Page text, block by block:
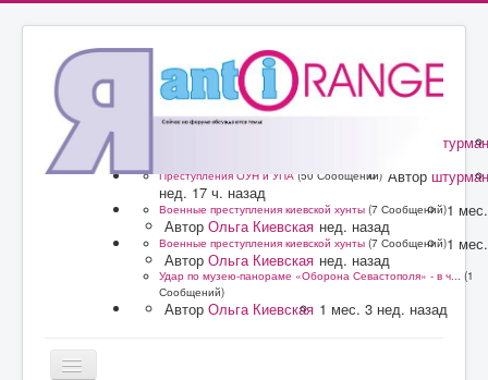
штурман
Преступления ОУН и УПА (50 Сообщений) Автор штурман
нед. 17 ч. назад
Военные преступления киевской хунты (7 Сообщений)
Автор Ольга Киевская
1
нед. назад
Военные преступления киевской хунты (7 Сообщений)
Автор Ольга Киевская
1
нед. назад
Удар по музею-панораме «Оборона Севастополя» - в ч...
(1
Сообщений)
Автор Ольга Киевская 1 мес. 3 нед. назад